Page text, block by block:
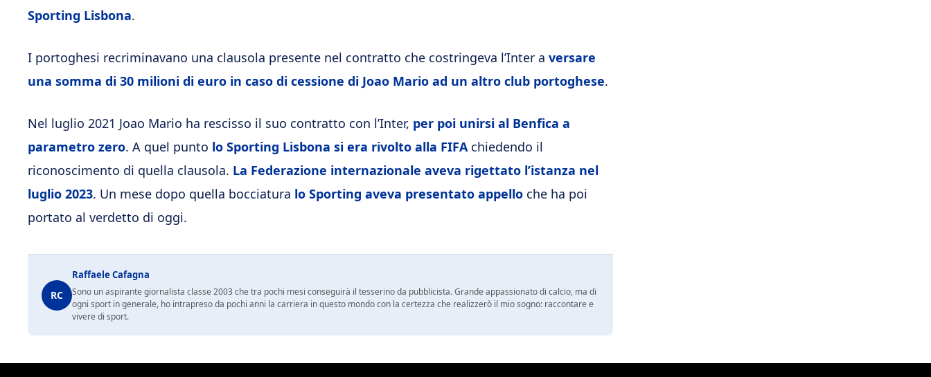
Sporting Lisbona.
I portoghesi recriminavano una clausola presente nel contratto che costringeva l’Inter a versare
una somma di 30 milioni di euro in caso di cessione di Joao Mario ad un altro club portoghese.
Nel luglio 2021 Joao Mario ha rescisso il suo contratto con l’Inter, per poi unirsi al Benfica a
parametro zero. A quel punto lo Sporting Lisbona si era rivolto alla FIFAchiedendo il
riconoscimento di quella clausola. La Federazione internazionale aveva rigettato l’istanza nel
luglio 2023. Un mese dopo quella bocciatura lo Sporting aveva presentato appello che ha poi
portato al verdetto di oggi.
RC
Raffaele Cafagna
Sono un aspirante giornalista classe 2003 che tra pochi mesi conseguirà il tesserino da pubblicista. Grande appassionato di calcio, ma di
ogni sport in generale, ho intrapreso da pochi anni la carriera in questo mondo con la certezza che realizzerò il mio sogno: raccontare e
vivere di sport.